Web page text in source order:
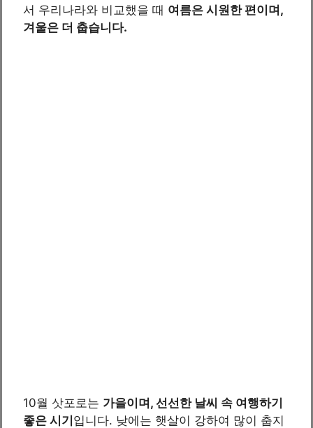
서 우리나라와 비교했을 때 여름은 시원한 편이며,
겨울은 더 춥습니다.
10월 삿포로는 가을이며, 선선한 날씨 속 여행하기
좋은 시기입니다. 낮에는 햇살이 강하여 많이 춥지